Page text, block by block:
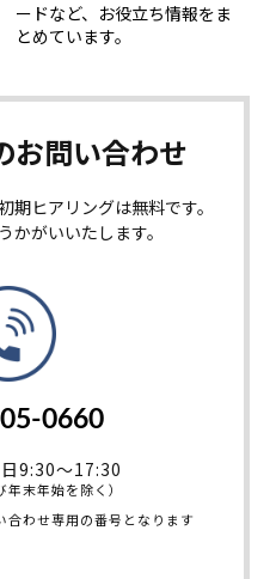
ードなど、お役立ち情報をま
とめています。
お問い合わせ
期ヒアリングは無料です。
かがいいたします。
0660
9:30～17:30
年末年始を除く）
合わせ専用の番号となります